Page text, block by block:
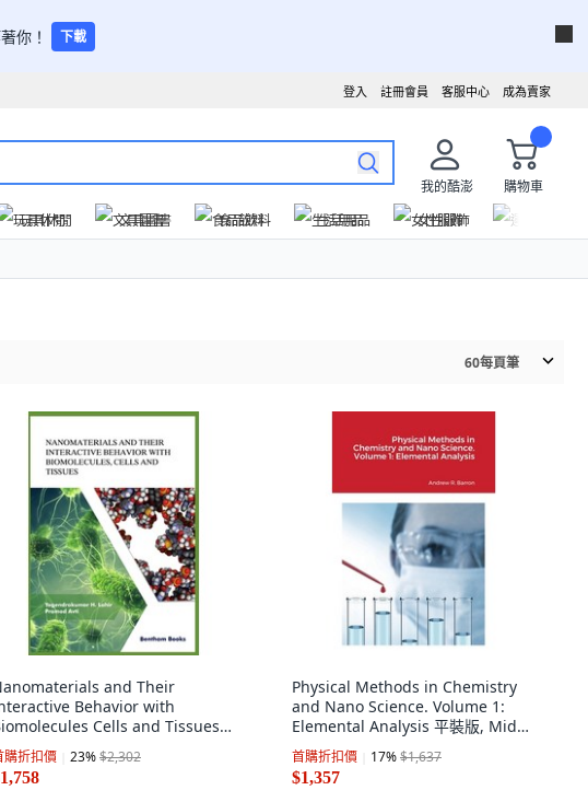
你！ 下載
成為賣家
客服中心
註冊會員
登入
我的酷澎
購物車
玩具休閒 文具圖書 食品飲料 生活用品 女性服飾
60每頁筆
and Their
Behavior with
Cells and Tissues
裝版, Bentham Science
英文
購折扣價 23%$2,302
Physical Methods in Chemistry
and Nano Science. Volume 1:
Elemental Analysis 平裝版, Midas
Green Innovations, Ltd, 英文
首購折扣價 17%$1,637
$1,357